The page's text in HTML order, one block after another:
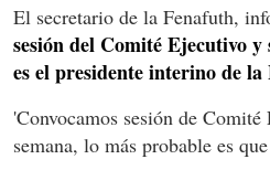
El secretario de la Fenafuth,
sesión del Comité Ejecutivo
es el presidente interino de la
'Convocamos sesión de
semana, lo más probable es